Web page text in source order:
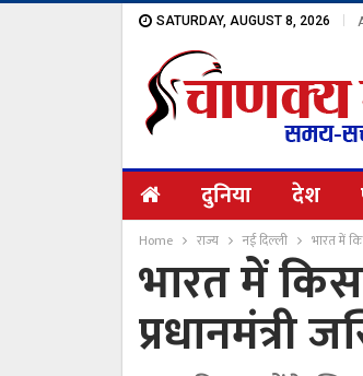
SATURDAY, AUGUST 8, 2026
दुनिया देश
Home राज्य नई दिल्ली भारत में
भारत में
प्रधानमंत्री